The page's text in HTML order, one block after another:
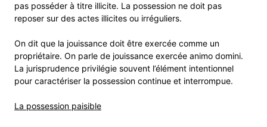
pas posséder à titre illicite. La possession ne doit pas
reposer sur des actes illicites ou irréguliers.
On dit que la jouissance doit être exercée comme un
propriétaire. On parle de jouissance exercée animo domini.
La jurisprudence privilégie souvent l’élément intentionnel
pour caractériser la possession continue et interrompue.
La possession paisible